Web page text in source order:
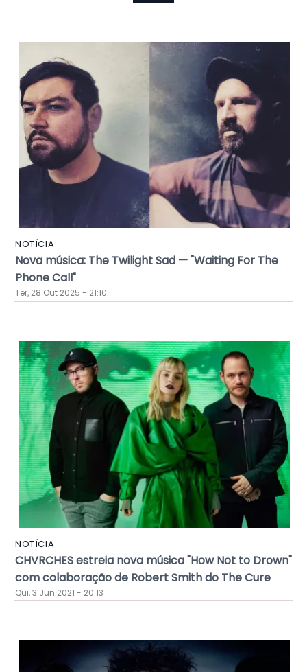
NOTÍCIA
Nova música: The Twilight Sad — "Waiting For The
Phone Call"
Ter, 28 Out 2025 - 21:10
NOTÍCIA
CHVRCHES estreia nova música "How Not to Drown"
com colaboração de Robert Smith do The Cure
Qui, 3 Jun 2021 - 20:13